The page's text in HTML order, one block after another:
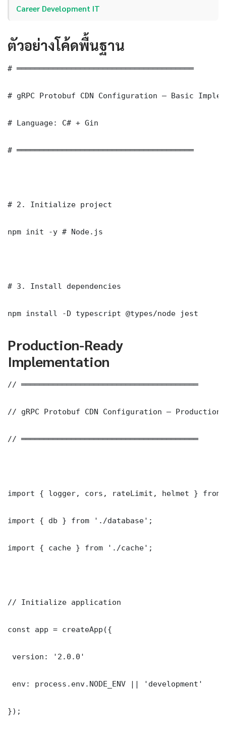
Career Development IT
ตัวอย่างโค้ดพื้นฐาน
# ═══════════════════════════════════════
# gRPC Protobuf CDN Configuration — Basic
# Language: C# + Gin
# ═══════════════════════════════════════
# 2. Initialize project
npm init -y # Node.js
# 3. Install dependencies
npm install -D typescript @types/node jest
Production-Ready
Implementation
// ═══════════════════════════════════════
// gRPC Protobuf CDN Configuration — Production
// ═══════════════════════════════════════
import { logger, cors, rateLimit, helmet } from
import { db } from './database';
import { cache } from './cache';
// Initialize application
const app = createApp({
version: '2.0.0'
env: process.env.NODE_ENV || 'development'
});